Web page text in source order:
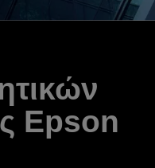
Epson